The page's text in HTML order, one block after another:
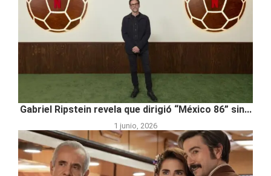
Gabriel Ripstein revela que dirigió “México 86” sin...
1 junio, 2026